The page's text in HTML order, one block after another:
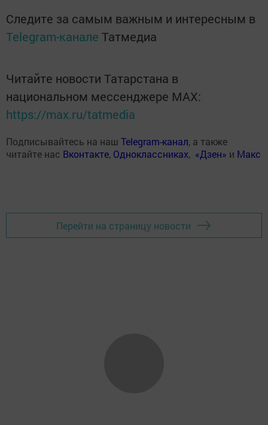
Следите за самым важным и интересным в
Telegram-канале Татмедиа
Читайте новости Татарстана в
национальном мессенджере MАХ:
https://max.ru/tatmedia
Подписывайтесь на наш Telegram-канал, а также
читайте нас Вконтакте, Одноклассниках, «Дзен» и Макс
Перейти на страницу новости